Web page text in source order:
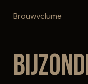
Brouwvolume